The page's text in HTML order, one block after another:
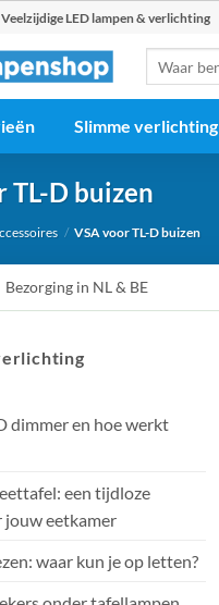
LED lampen & verlichting
naar:
Slimme verlichting
TL-D buizen
/ VSA voor TL-D buizen
Bezorging in NL & BE
dimmer en hoe werkt
een tijdloze
eetkamer
waar kun je op letten?